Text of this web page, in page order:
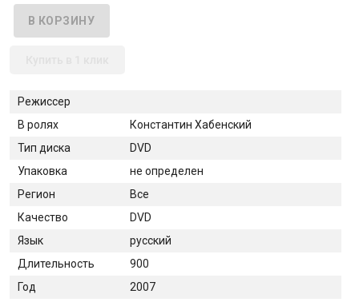
Режиссер
В ролях
Константин Хабенский
Тип диска
DVD
Упаковка
не определен
Регион
Все
Качество
DVD
Язык
русский
Длительность
900
Год
2007